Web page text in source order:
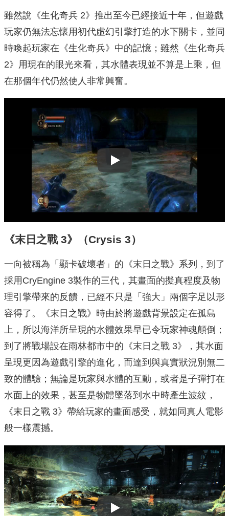
雖然說《生化奇兵 2》推出至今已經接近十年，但遊戲
玩家仍無法忘懷用初代虛幻引擎打造的水下關卡，並同
時喚起玩家在《生化奇兵》中的記憶；雖然《生化奇兵
2》用現在的眼光來看，其水體表現並不算是上乘，但
在那個年代仍然使人非常興奮。
Play
《末日之戰 3》（Crysis 3）
一向被稱為「顯卡破壞者」的《末日之戰》系列，到了
採用CryEngine 3製作的三代，其畫面的擬真程度及物
理引擎帶來的反饋，已經不只是「強大」兩個字足以形
容得了。《末日之戰》時由於將遊戲背景設定在孤島
上，所以海洋所呈現的水體效果早已令玩家神魂顛倒；
到了將戰場設在雨林都市中的《末日之戰 3》，其水面
呈現更因為遊戲引擎的進化，而達到與真實狀況別無二
致的體驗；無論是玩家與水體的互動，或者是子彈打在
水面上的效果，甚至是物體墜落到水中時產生波紋，
《末日之戰 3》帶給玩家的畫面感受，就如同真人電影
般一樣震撼。
Play